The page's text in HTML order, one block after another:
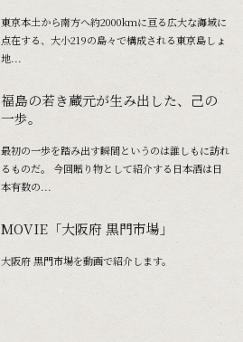
東京本土から南方へ約2000kmに亘る広大な海域に
点在する、大小219の島々で構成される東京島しょ
地...
福島の若き蔵元が生み出した、己の
一歩。
最初の一歩を踏み出す瞬間というのは誰しもに訪れ
るものだ。 今回贈り物として紹介する日本酒は日
本有数の...
MOVIE「大阪府 黒門市場」
大阪府 黒門市場を動画で紹介します。